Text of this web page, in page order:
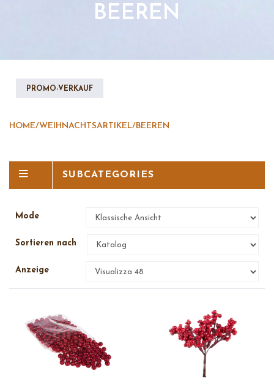
BEEREN
PROMO-VERKAUF
HOME/WEIHNACHTSARTIKEL/BEEREN
SUBCATEGORIES
Mode
Sortieren nach
Anzeige